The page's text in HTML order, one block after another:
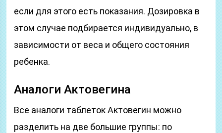
если для этого есть показания. Дозировка в
этом случае подбирается индивидуально, в
зависимости от веса и общего состояния
ребенка.
Аналоги Актовегина
Все аналоги таблеток Актовегин можно
разделить на две большие группы: по